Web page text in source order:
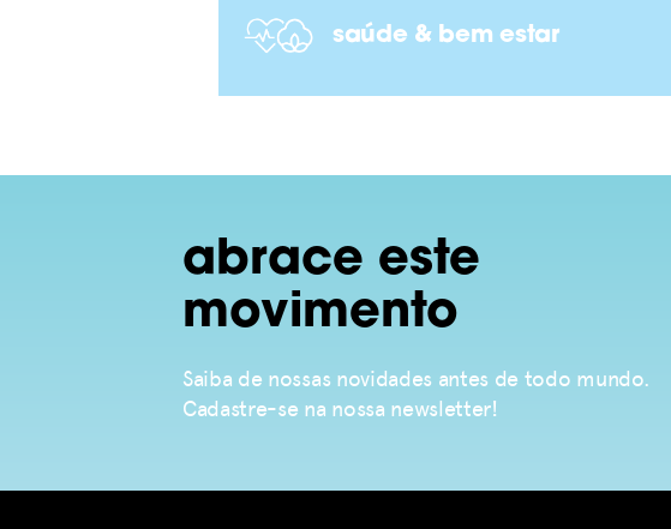
saúde & bem estar
abrace este
movimento
Saiba de nossas novidades antes de todo mundo.
Cadastre-se na nossa newsletter!